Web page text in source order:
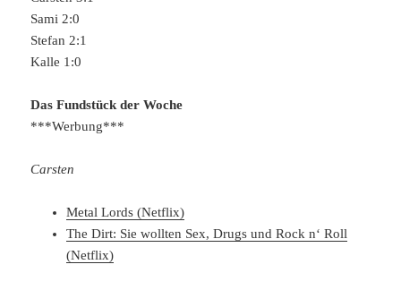
Sami 2:0
Stefan 2:1
Kalle 1:0
Das Fundstück der Woche
***Werbung***
Carsten
Metal Lords (Netflix)
The Dirt: Sie wollten Sex, Drugs und Rock n‘ Roll
(Netflix)